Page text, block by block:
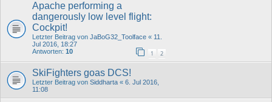
Apache performing a
dangerously low level flight:
Cockpit!
Letzter Beitrag von JaBoG32_Toolface « 11.
Jul 2016, 18:27
Antworten: 10 1 2
SkiFighters goas DCS!
Letzter Beitrag von Siddharta « 6. Jul 2016,
11:08